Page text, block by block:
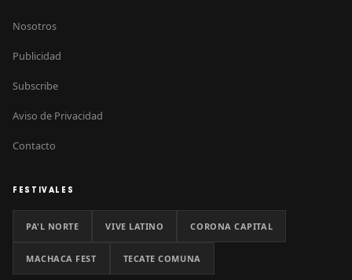
Nosotros
Publicidad
Subscribe
Aviso de Privacidad
Contacto
FESTIVALES
PA'L NORTE VIVE LATINO CORONA CAPITAL
MACHACA FEST TECATE COMUNA